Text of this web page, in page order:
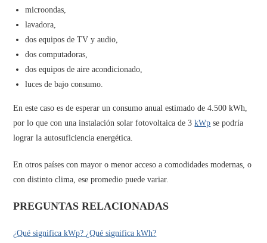
microondas,
lavadora,
dos equipos de TV y audio,
dos computadoras,
dos equipos de aire acondicionado,
luces de bajo consumo.
En este caso es de esperar un consumo anual estimado de 4.500 kWh,
por lo que con una instalación solar fotovoltaica de 3kWp se podría
lograr la autosuficiencia energética.
En otros países con mayor o menor acceso a comodidades modernas, o
con distinto clima, ese promedio puede variar.
PREGUNTAS RELACIONADAS
¿Qué significa kWp? ¿Qué significa kWh?